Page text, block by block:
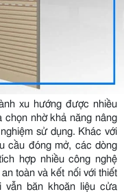
xu hướng được nhiều
chọn nhờ khả năng nâng
sử dụng. Khác với
cầu đóng mở, các dòng
hợp nhiều công nghệ
toàn và kết nối với thiết
vẫn băn khoăn liệu cửa